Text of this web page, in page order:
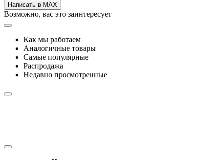
Написать в MAX
Возможно, вас это заинтересует
Как мы работаем
Аналогичные товары
Самые популярные
Распродажа
Недавно просмотренные